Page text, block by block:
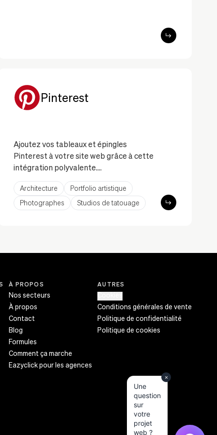
Pinterest
Ajoutez vos tableaux et épingles
Pinterest à votre site web grâce à cette
intégration polyvalente.
L'intégration Pinterest vous permet
d’afficher des épingles, des tableaux et
Architecture
Portfolio artistique
Photographes
Studios de tatouage
À PROPOS
Nos secteurs
À propos
Contact
Blog
Formules
Comment ça marche
Eazyclick pour les agences
AUTRES
Cookies
Conditions générales de vente
Politique de confidentialité
Politique de cookies